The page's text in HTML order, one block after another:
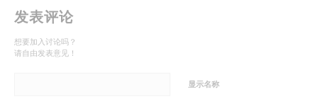
发表评论
想要加入讨论吗？
请自由发表意见！
显示名称